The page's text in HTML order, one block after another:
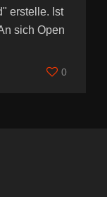
erstelle. Ist
sich Open
0